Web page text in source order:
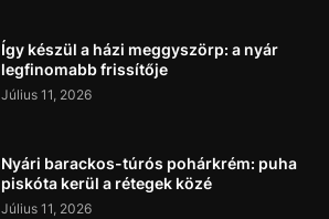
Így készül a házi meggyszörp: a nyár
legfinomabb frissítője
Július 11, 2026
Nyári barackos-túrós pohárkrém: puha
piskóta kerül a rétegek közé
Július 11, 2026